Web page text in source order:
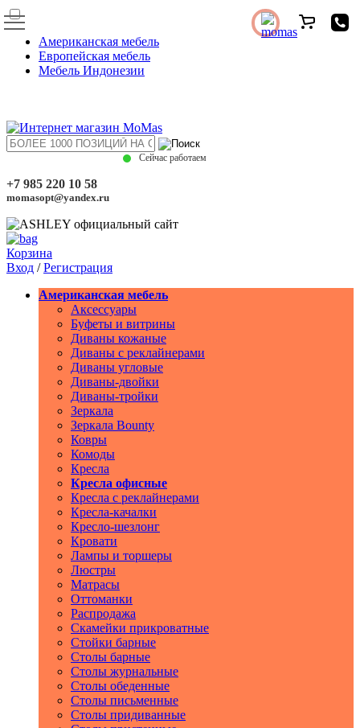
Американская мебель
Европейская мебель
Мебель Индонезии
Сейчас работаем
+7 985 220 10 58
momasopt@yandex.ru
Корзина
Вход /Регистрация
Американская мебель
Аксессуары
Буфеты и витрины
Диваны кожаные
Диваны с реклайнерами
Диваны угловые
Диваны-двойки
Диваны-тройки
Зеркала
Зеркала Bounty
Ковры
Комоды
Кресла
Кресла офисные
Кресла с реклайнерами
Кресла-качалки
Кресло-шезлонг
Кровати
Лампы и торшеры
Люстры
Матрасы
Оттоманки
Распродажа
Скамейки прикроватные
Стойки барные
Столы барные
Столы журнальные
Столы обеденные
Столы письменные
Столы придиванные